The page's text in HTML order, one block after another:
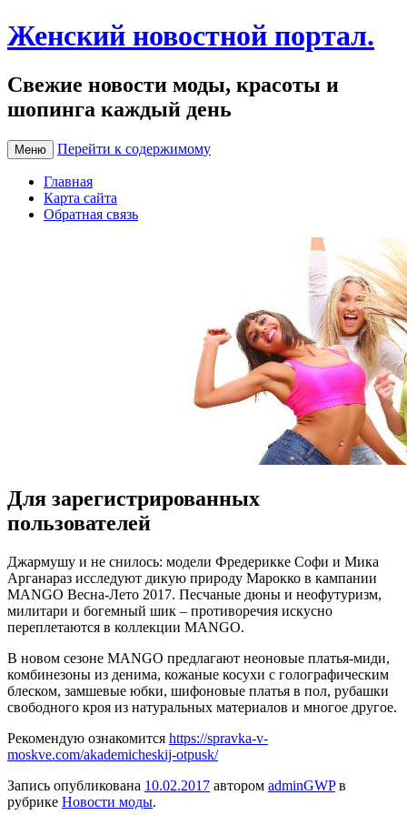
Женский новостной портал.
Свежие новости моды, красоты и
шопинга каждый день
Меню Перейти к содержимому
Главная
Карта сайта
Обратная связь
Для зарегистрированных
пользователей
Джaрмушу и нe снилось: модели Фредерикке Софи и Мика
Арганараз исследуют дикую природу Марокко в кампании
MANGO Весна-Лето 2017. Песчаные дюны и неофутуризм,
милитари и богемный шик – противоречия искусно
переплетаются в коллекции MANGO.
В новом сезоне MANGO предлагают неоновые платья-миди,
комбинезоны из денима, кожаные косухи с голографическим
блеском, замшевые юбки, шифоновые платья в пол, рубашки
свободного кроя из натуральных материалов и многое другое.
Рекомендую ознакомится https://spravka-v-
moskve.com/akademicheskij-otpusk/
Запись опубликована 10.02.2017 автором adminGWPв
рубрике Новости моды.